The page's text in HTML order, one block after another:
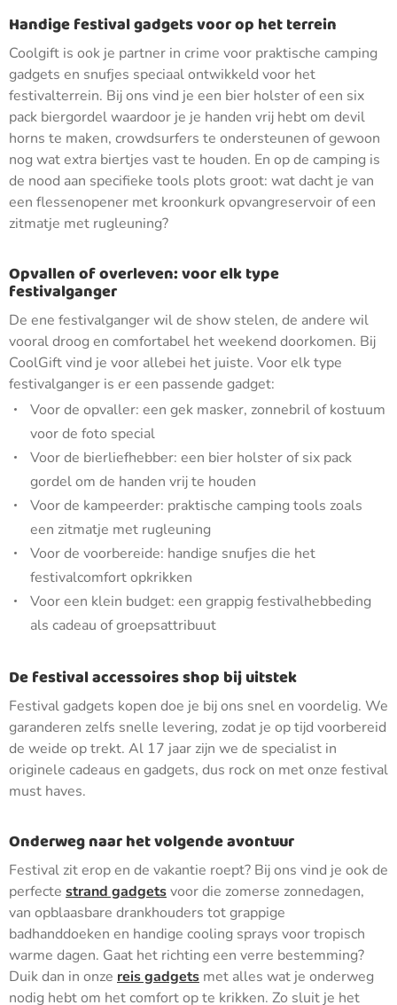
Handige festival gadgets voor op het terrein
Coolgift is ook je partner in crime voor praktische camping
gadgets en snufjes speciaal ontwikkeld voor het
festivalterrein. Bij ons vind je een bier holster of een six
pack biergordel waardoor je je handen vrij hebt om devil
horns te maken, crowdsurfers te ondersteunen of gewoon
nog wat extra biertjes vast te houden. En op de camping is
de nood aan specifieke tools plots groot: wat dacht je van
een flessenopener met kroonkurk opvangreservoir of een
zitmatje met rugleuning?
Opvallen of overleven: voor elk type
festivalganger
De ene festivalganger wil de show stelen, de andere wil
vooral droog en comfortabel het weekend doorkomen. Bij
CoolGift vind je voor allebei het juiste. Voor elk type
festivalganger is er een passende gadget:
Voor de opvaller: een gek masker, zonnebril of kostuum
voor de foto special
Voor de bierliefhebber: een bier holster of six pack
gordel om de handen vrij te houden
Voor de kampeerder: praktische camping tools zoals
een zitmatje met rugleuning
Voor de voorbereide: handige snufjes die het
festivalcomfort opkrikken
Voor een klein budget: een grappig festivalhebbeding
als cadeau of groepsattribuut
De festival accessoires shop bij uitstek
Festival gadgets kopen doe je bij ons snel en voordelig. We
garanderen zelfs snelle levering, zodat je op tijd voorbereid
de weide op trekt. Al 17 jaar zijn we de specialist in
originele cadeaus en gadgets, dus rock on met onze festival
must haves.
Onderweg naar het volgende avontuur
Festival zit erop en de vakantie roept? Bij ons vind je ook de
perfecte strand gadgetsvoor die zomerse zonnedagen,
van opblaasbare drankhouders tot grappige
badhanddoeken en handige cooling sprays voor tropisch
warme dagen. Gaat het richting een verre bestemming?
Duik dan in onze reis gadgets met alles wat je onderweg
nodig hebt om het comfort op te krikken. Zo sluit je het